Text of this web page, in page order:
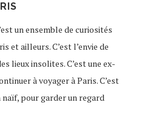
un ensemble de curiosités
et ailleurs. C’est l’envie de
lieux insolites. C’est une ex-
à voyager à Paris. C’est
pour garder un regard